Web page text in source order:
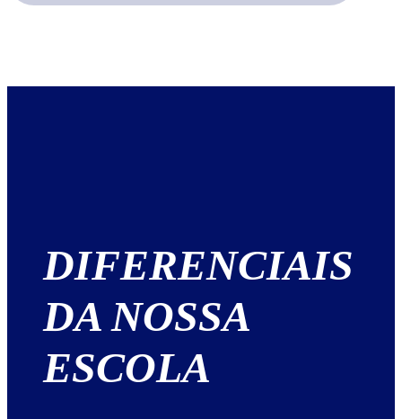
DIFERENCIAIS
DA NOSSA
ESCOLA